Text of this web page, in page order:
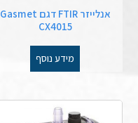
אנלייזר FTIR דגם Gasmet
CX4015
מידע נוסף